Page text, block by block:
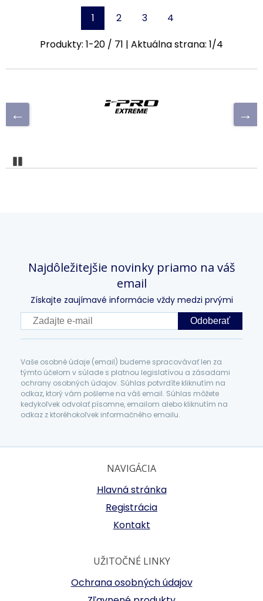
1 2 3
4
Produkty: 1-20 / 71 | Aktuálna strana: 1/4
Najdôležitejšie novinky priamo na váš
email
Získajte zaujímavé informácie vždy medzi prvými
Odoberať
Vaše osobné údaje (email) budeme spracovávať len za
týmto účelom v súlade s platnou legislatívou a zásadami
ochrany osobných údajov. Súhlas potvrdíte kliknutím na
odkaz, ktorý vám pošleme na váš email. Súhlas môžete
kedykoľvek odvolať písomne, emailom alebo kliknutím na
odkaz z ktoréhokoľvek informačného emailu.
NAVIGÁCIA
Hlavná stránka
Registrácia
Kontakt
UŽITOČNÉ LINKY
Ochrana osobných údajov